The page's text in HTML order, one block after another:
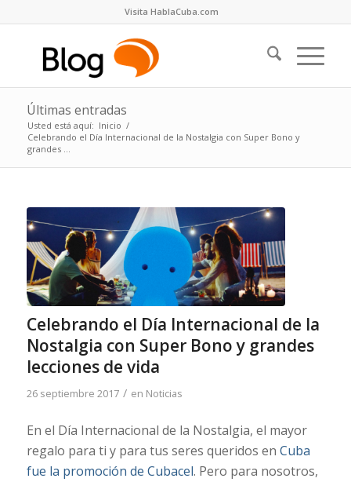
Visita HablaCuba.com
Últimas entradas
Usted está aquí: Inicio /
Celebrando el Día Internacional de la Nostalgia con Super Bono y
grandes ...
Celebrando el Día Internacional de la
Nostalgia con Super Bono y grandes
lecciones de vida
26 septiembre 2017 / en Noticias
En el Día Internacional de la Nostalgia, el mayor
regalo para ti y para tus seres queridos en Cuba
fue la promoción de Cubacel. Pero para nosotros,